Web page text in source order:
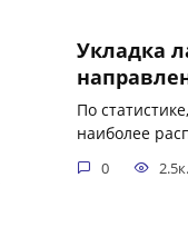
Укладка
По
наиболее
0 2.5к.